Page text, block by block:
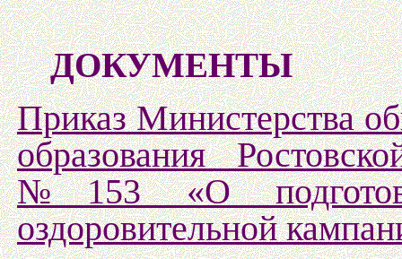
ДОКУМЕНТЫ
Приказ Министерства
образования
№153 «О
оздоровительной